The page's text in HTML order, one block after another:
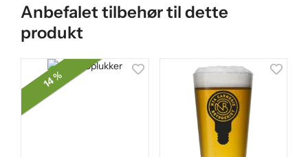
Anbefalet tilbehør til dette
produkt
14 %